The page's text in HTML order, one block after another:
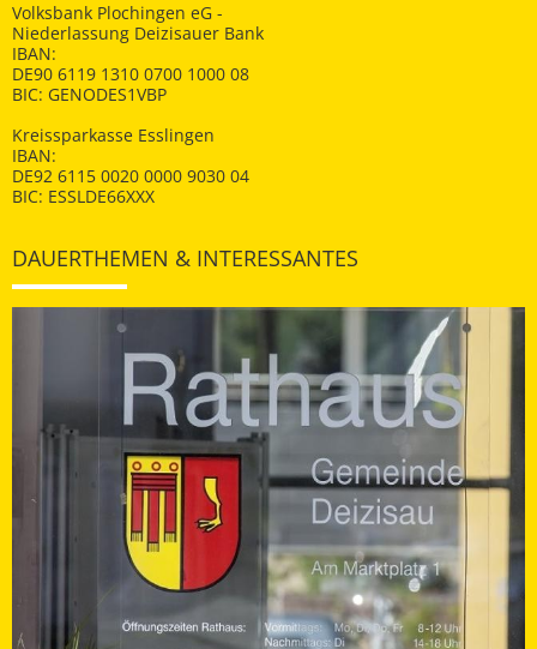
Volksbank Plochingen eG -
Niederlassung Deizisauer Bank
IBAN:
DE90 6119 1310 0700 1000 08
BIC: GENODES1VBP
Kreissparkasse Esslingen
IBAN:
DE92 6115 0020 0000 9030 04
BIC: ESSLDE66XXX
DAUERTHEMEN & INTERESSANTES